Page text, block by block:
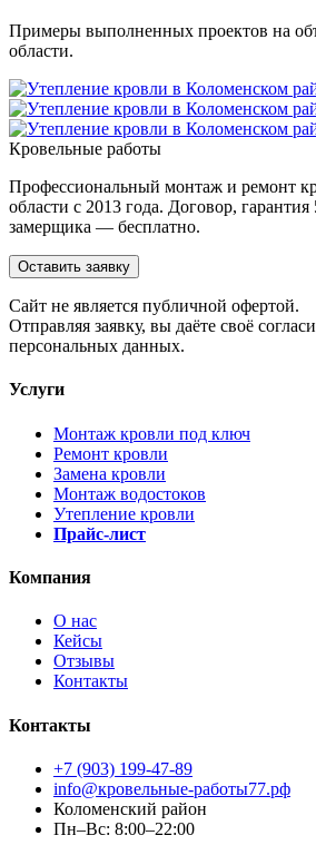
Примеры выполненных проектов на
области.
Кровельные работы
Профессиональный монтаж и ремонт
области с 2013 года. Договор, гарантия
замерщика — бесплатно.
Оставить заявку
Cайт не является публичной офертой.
Отправляя заявку, вы даёте своё
персональных данных.
Услуги
Монтаж кровли под ключ
Ремонт кровли
Замена кровли
Монтаж водостоков
Утепление кровли
Прайс-лист
Компания
О нас
Кейсы
Отзывы
Контакты
Контакты
+7 (903) 199-47-89
info@кровельные-работы77.рф
Коломенский район
Пн–Вс: 8:00–22:00